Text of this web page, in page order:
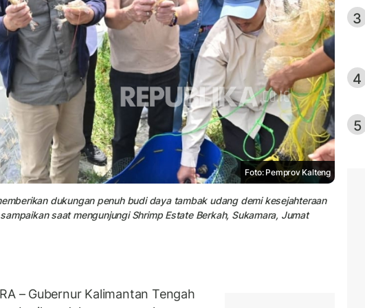
Foto: Pemprov Kalteng
dukungan penuh budi daya tambak udang demi kesejahteraan
saat mengunjungi Shrimp Estate Berkah, Sukamara, Jumat
– Gubernur Kalimantan Tengah
3
4
5